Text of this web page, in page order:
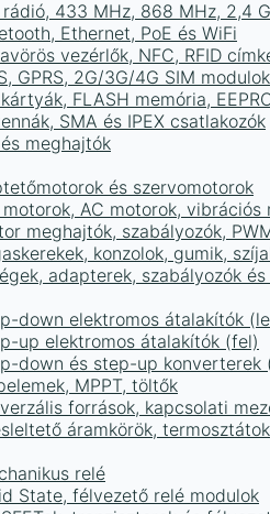
rádió, 433 MHz, 868 MHz, 2,4
Ethernet, PoE és WiFi
vezérlők, NFC, RFID
GPRS, 2G/3G/4G SIM modulok
FLASH memória,
SMA és IPEX csatlakozók
meghajtók
és szervomotorok
motorok, AC motorok, vibrációs
meghajtók, szabályozók,
konzolok, gumik,
adapterek, szabályozók
down elektromos átalakítók
up elektromos átalakítók (fel)
down és step-up konverterek
MPPT, töltők
források, kapcsolati
áramkörök,
relé
State, félvezető relé modulok